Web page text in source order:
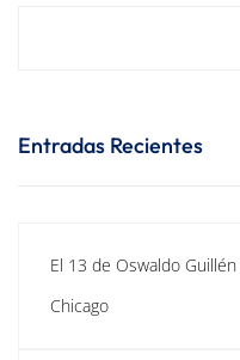
Entradas Recientes
El 13 de Oswaldo
Chicago